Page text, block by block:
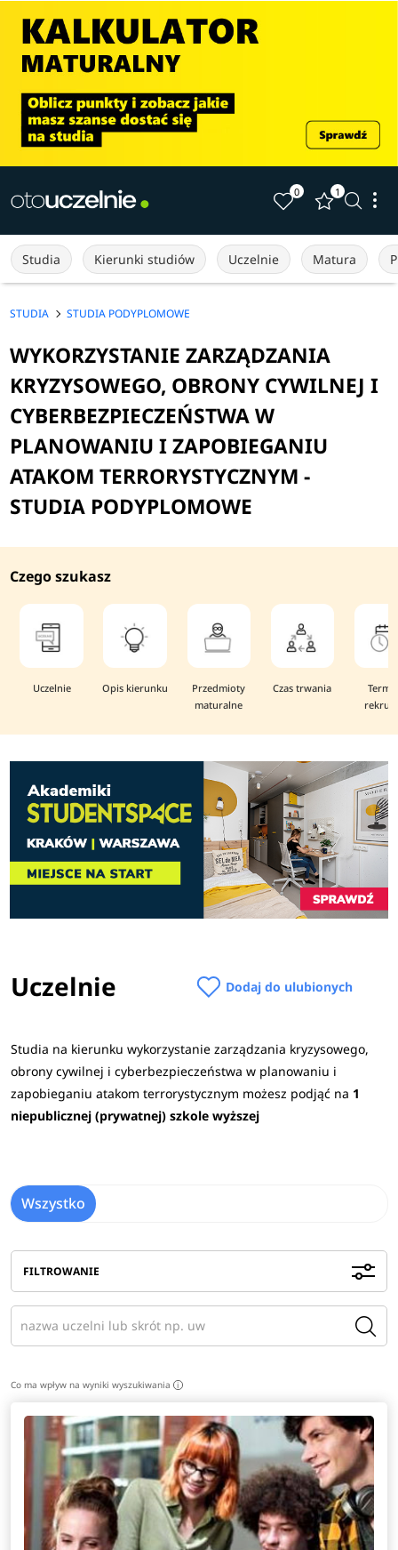
0 1
Studia Kierunki studiów Uczelnie Matura
STUDIA STUDIA PODYPLOMOWE
WYKORZYSTANIE ZARZĄDZANIA
KRYZYSOWEGO, OBRONY CYWILNEJ I
CYBERBEZPIECZEŃSTWA W
PLANOWANIU I ZAPOBIEGANIU
ATAKOM TERRORYSTYCZNYM -
STUDIA PODYPLOMOWE
Czego szukasz
Uczelnie Opis kierunku
Przedmioty
maturalne
Czas trwania
Uczelnie Dodaj do ulubionych
Studia na kierunku wykorzystanie zarządzania kryzysowego,
obrony cywilnej i cyberbezpieczeństwa w planowaniu i
zapobieganiu atakom terrorystycznym możesz podjąć na 1
niepublicznej (prywatnej) szkole wyższej
Wszystko
FILTROWANIE
Co ma wpływ na wyniki wyszukiwania i